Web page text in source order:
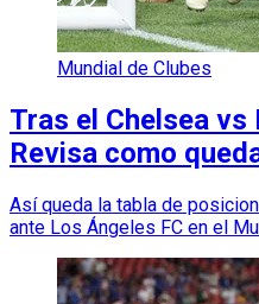
Mundial de Clubes
Tras el Chelsea vs
Revisa como
Así queda la tabla de
ante Los Ángeles FC en el